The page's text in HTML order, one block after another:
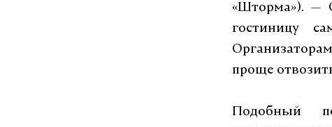
«Шторма»). —
гостиницу
проще
Подобный